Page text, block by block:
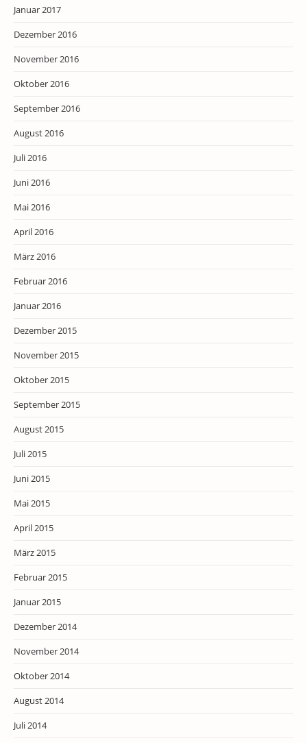
Januar 2017
Dezember 2016
November 2016
Oktober 2016
September 2016
August 2016
Juli 2016
Juni 2016
Mai 2016
April 2016
März 2016
Februar 2016
Januar 2016
Dezember 2015
November 2015
Oktober 2015
September 2015
August 2015
Juli 2015
Juni 2015
Mai 2015
April 2015
März 2015
Februar 2015
Januar 2015
Dezember 2014
November 2014
Oktober 2014
August 2014
Juli 2014